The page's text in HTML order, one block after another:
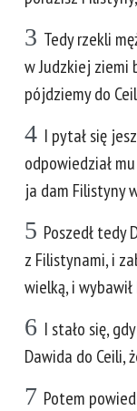
3 Tedy rzekli
w Judzkiej ziemi
pójdziemy do
4 I pytał się
odpowiedział
ja dam Filistyny
5 Poszedł tedy
z Filistynami, i
wielką, i
6 I stało się,
Dawida do Ceili,
7 Potem